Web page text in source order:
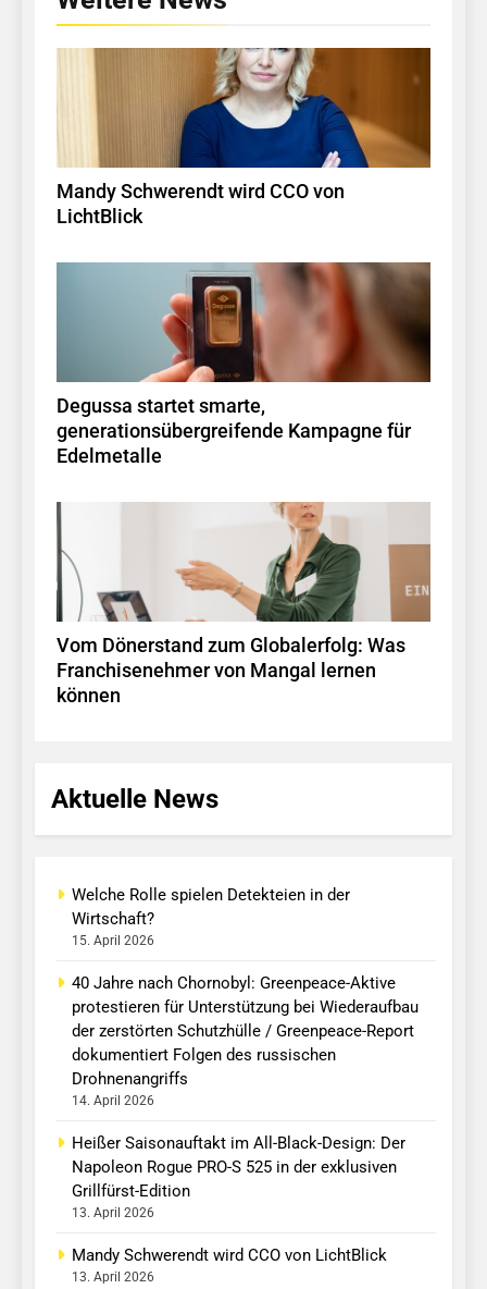
Mandy Schwerendt wird CCO von
LichtBlick
Degussa startet smarte,
generationsübergreifende Kampagne für
Edelmetalle
Vom Dönerstand zum Globalerfolg: Was
Franchisenehmer von Mangal lernen
können
Aktuelle News
Welche Rolle spielen Detekteien in der
Wirtschaft?
15. April 2026
40 Jahre nach Chornobyl: Greenpeace-Aktive
protestieren für Unterstützung bei Wiederaufbau
der zerstörten Schutzhülle / Greenpeace-Report
dokumentiert Folgen des russischen
Drohnenangriffs
14. April 2026
Heißer Saisonauftakt im All-Black-Design: Der
Napoleon Rogue PRO-S 525 in der exklusiven
Grillfürst-Edition
13. April 2026
Mandy Schwerendt wird CCO von LichtBlick
13. April 2026